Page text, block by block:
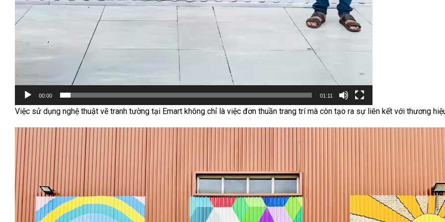
00:00 01:11
Việc sử dụng nghệ thuật vẽ tranh tường tại Emart không chỉ là việc đơn thuần trang trí mà còn tạo ra sự liên kết với thương